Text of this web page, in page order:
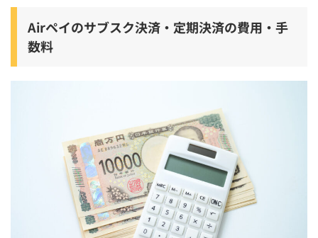
Airペイのサブスク決済・定期決済の費用・手
数料